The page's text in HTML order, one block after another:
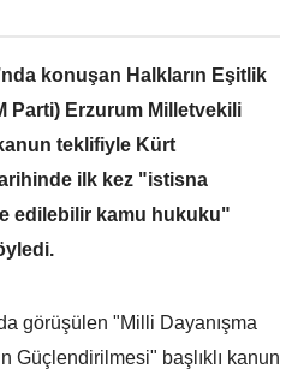
konuşan Halkların Eşitlik
Parti) Erzurum Milletvekili
teklifiyle Kürt
ilk kez "istisna
edilebilir kamu hukuku"
görüşülen "Milli Dayanışma
Güçlendirilmesi" başlıklı kanun